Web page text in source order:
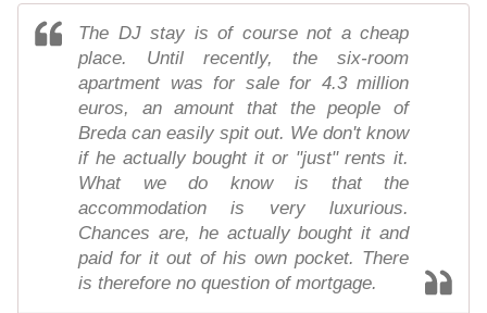
The DJ stay is of course not a cheap
place. Until recently, the six-room
apartment was for sale for 4.3 million
euros, an amount that the people of
Breda can easily spit out. We don't know
if he actually bought it or "just" rents it.
What we do know is that the
accommodation is very luxurious.
Chances are, he actually bought it and
paid for it out of his own pocket. There
is therefore no question of mortgage.